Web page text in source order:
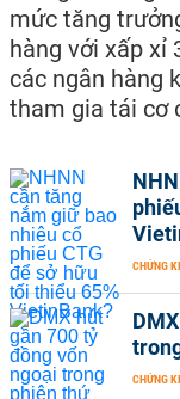
mức tăng
hàng với xấp xỉ
các ngân hàng
tham gia tái cơ
CHỨNG
CHỨNG